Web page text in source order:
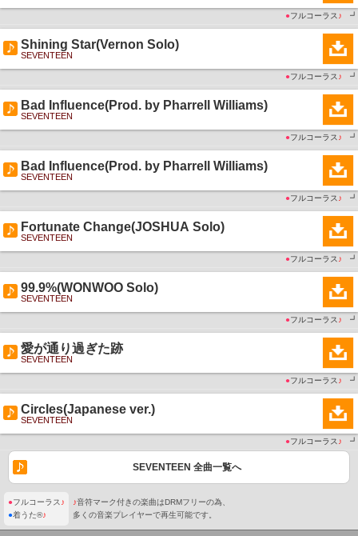
●フルコーラス ♪ ┛
Shining Star(Vernon Solo)
SEVENTEEN
●フルコーラス ♪ ┛
Bad Influence(Prod. by Pharrell Williams)
SEVENTEEN
●フルコーラス ♪ ┛
Bad Influence(Prod. by Pharrell Williams)
SEVENTEEN
●フルコーラス ♪ ┛
Fortunate Change(JOSHUA Solo)
SEVENTEEN
●フルコーラス ♪ ┛
99.9%(WONWOO Solo)
SEVENTEEN
●フルコーラス ♪ ┛
愛が通り過ぎた跡
SEVENTEEN
●フルコーラス ♪ ┛
Circles(Japanese ver.)
SEVENTEEN
●フルコーラス ♪ ┛
SEVENTEEN 全曲一覧へ
●フルコーラス ♪
●着うた®♪
♪音符マーク付きの楽曲はDRMフリーの為、
多くの音楽プレイヤーで再生可能です。